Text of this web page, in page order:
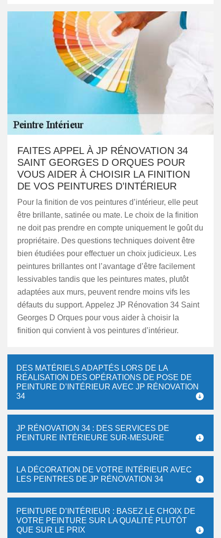
FAITES APPEL À JP RÉNOVATION 34
SAINT GEORGES D ORQUES POUR
VOUS AIDER À CHOISIR LA FINITION
DE VOS PEINTURES D’INTÉRIEUR
Pour la finition de vos peintures d’intérieur, elle peut
être brillante, satinée ou mate. Le choix de la finition
ne doit pas prendre en compte uniquement le goût du
propriétaire. Des questions techniques doivent être
bien étudiées pour effectuer un choix judicieux. Les
peintures brillantes ont l’avantage d’être facilement
lessivables tandis que les peintures mates, plutôt
adaptées aux murs, peuvent rendre moins vifs les
défauts du support. Appelez JP Rénovation 34 Saint
Georges D Orques pour vous aider à choisir la
finition qui convient à vos peintures d’intérieur.
DES MATÉRIELS ADAPTÉS LORS DE LA
RÉALISATION DES OPÉRATIONS DE POSE DE
PEINTURE D’INTÉRIEUR AVEC JP RÉNOVATION
34
JP RÉNOVATION 34 : DES SERVICES DE
PEINTURE INTÉRIEURE SUR-MESURE
LA DÉCORATION DE VOTRE INTÉRIEUR AVEC
LES PEINTRES DE JP RÉNOVATION 34
PEINTURE D’INTÉRIEUR : BASEZ LE CHOIX DE
VOTRE PEINTURE SUR LA QUALITÉ PLUTÔT
QUE SUR LE PRIX